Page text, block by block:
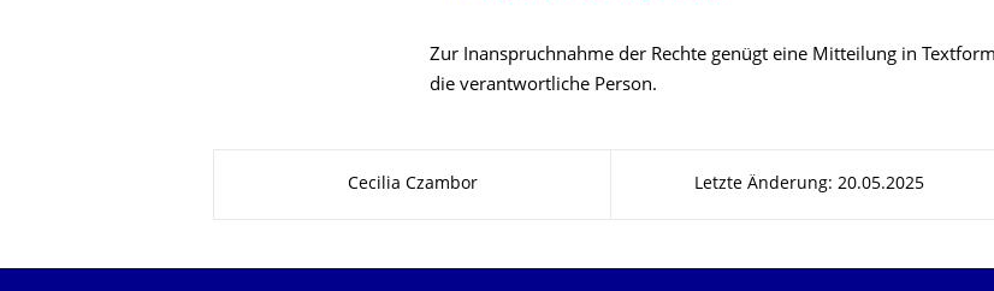
Zur Inanspruchnahme der Rechte genügt eine Mitteilung in
die verantwortliche Person.
Cecilia Czambor Letzte Änderung: 20.05.2025